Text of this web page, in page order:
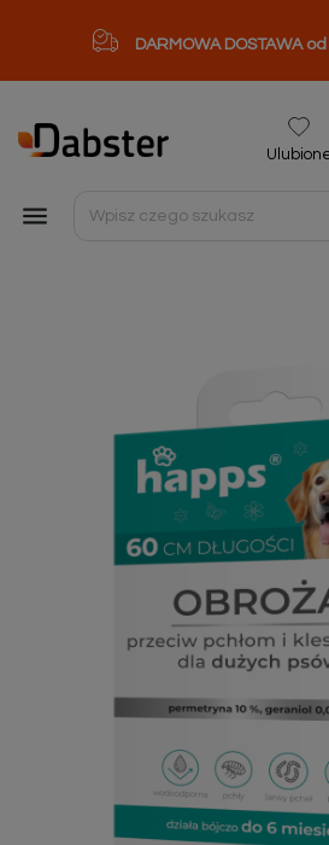
DARMOWA DOSTAWA od
